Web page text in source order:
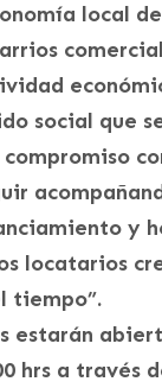
local
social que
y
locatarios
tiempo”.
estarán
hrs a través